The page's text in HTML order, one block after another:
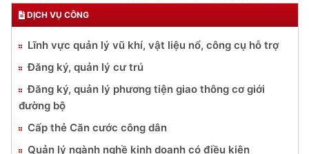
DỊCH VỤ CÔNG
Lĩnh vực quản lý vũ khí, vật liệu nổ, công cụ hỗ trợ
Đăng ký, quản lý cư trú
Đăng ký, quản lý phương tiện giao thông cơ giới
đường bộ
Cấp thẻ Căn cước công dân
Quản lý ngành nghề kinh doanh có điều kiện